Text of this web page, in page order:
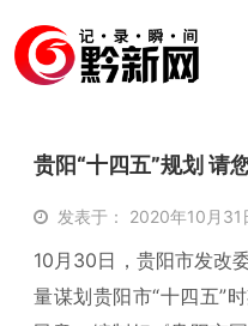
贵阳“十四五”规划 请
发表于： 2020年10月31
10月30日，贵阳市发改
量谋划贵阳市“十四五”